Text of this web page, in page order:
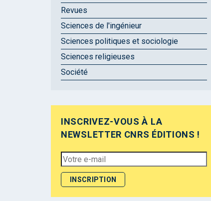
Revues
Sciences de l'ingénieur
Sciences politiques et sociologie
Sciences religieuses
Société
INSCRIVEZ-VOUS À LA
NEWSLETTER CNRS ÉDITIONS !